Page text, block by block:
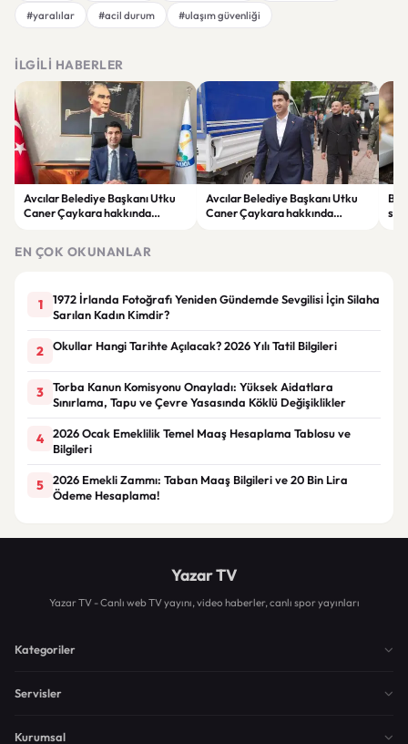
#yaralılar
#acil durum #ulaşım güvenliği
İLGILI HABERLER
Avcılar Belediye Başkanı Utku
Caner Çaykara hakkında
Avcılar Belediye Başkanı Utku
Caner Çaykara hakkında
EN ÇOK OKUNANLAR
1
1972 İrlanda Fotoğrafı Yeniden Gündemde Sevgilisi İçin Silaha
Sarılan Kadın Kimdir?
2 Okullar Hangi Tarihte Açılacak? 2026 Yılı Tatil Bilgileri
3
Torba Kanun Komisyonu Onayladı: Yüksek Aidatlara
Sınırlama, Tapu ve Çevre Yasasında Köklü Değişiklikler
4
2026 Ocak Emeklilik Temel Maaş Hesaplama Tablosu ve
Bilgileri
5
2026 Emekli Zammı: Taban Maaş Bilgileri ve 20 Bin Lira
Ödeme Hesaplama!
Yazar TV
Yazar TV - Canlı web TV yayını, video haberler, canlı spor yayınları
Kategoriler
Servisler
Kurumsal